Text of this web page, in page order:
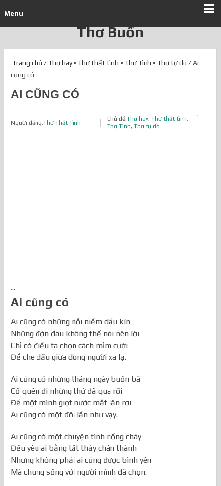
Menu
Thơ Buồn
Trang chủ /Thơ hay•Thơ thất tình •Thơ Tình •Thơ tự do / Ai
cũng có
AI CŨNG CÓ
Người đăng:Thơ Thất Tình
Chủ đề:Thơ hay,Thơ thất tình,
Thơ Tình,Thơ tự do
...
Ai cũng có
Ai cũng có những nỗi niềm dấu kín
Những đớn đau không thể nói nên lời
Chỉ có điều ta chọn cách mỉm cười
Để che dấu giữa dòng người xa lạ.
Ai cũng có những tháng ngày buồn bã
Cố quên đi những thứ đã qua rồi
Để một mình giọt nước mắt lăn rơi
Ai cũng có một đôi lần như vậy.
Ai cũng có một chuyện tình nồng cháy
Đều yêu ai bằng tất thảy chân thành
Nhưng không phải ai cũng được bình yên
Mà chung sống với người mình đã chọn.